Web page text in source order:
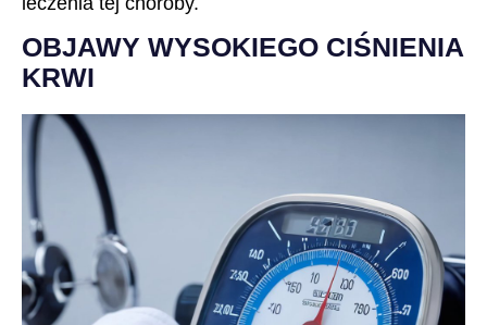
OBJAWY WYSOKIEGO CIŚNIENIA
KRWI